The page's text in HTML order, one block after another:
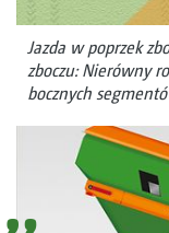
Jazda w poprzek
zboczu: Nierówny
bocznych